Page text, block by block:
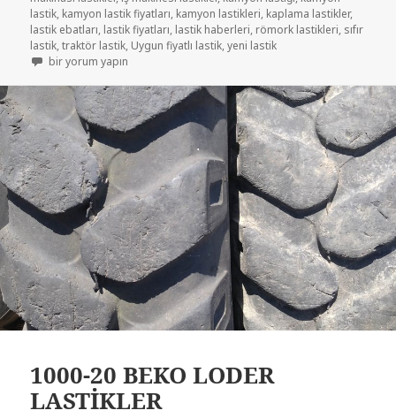
lastik, kamyon lastik fiyatları, kamyon lastikleri, kaplama lastikler,
lastik ebatları, lastik fiyatları, lastik haberleri, römork lastikleri, sıfır
lastik,traktör lastik, Uygun fiyatlı lastik,yeni lastik
Ekskavatör 1000-20 iş makinesi lastikler için
bir yorum yapın
1000-20 BEKO LODER
LASTİKLER